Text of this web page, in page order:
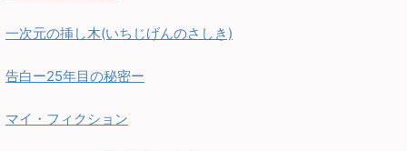
一次元の挿し木(いちじげんのさしき)
告白ー25年目の秘密ー
マイ・フィクション